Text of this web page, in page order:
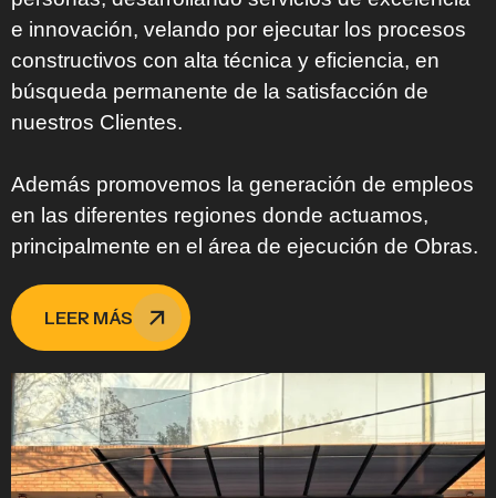
e innovación, velando por ejecutar los procesos
constructivos con alta técnica y eficiencia, en
búsqueda permanente de la satisfacción de
nuestros Clientes.
Además promovemos la generación de empleos
en las diferentes regiones donde actuamos,
principalmente en el área de ejecución de Obras.
LEER MÁS